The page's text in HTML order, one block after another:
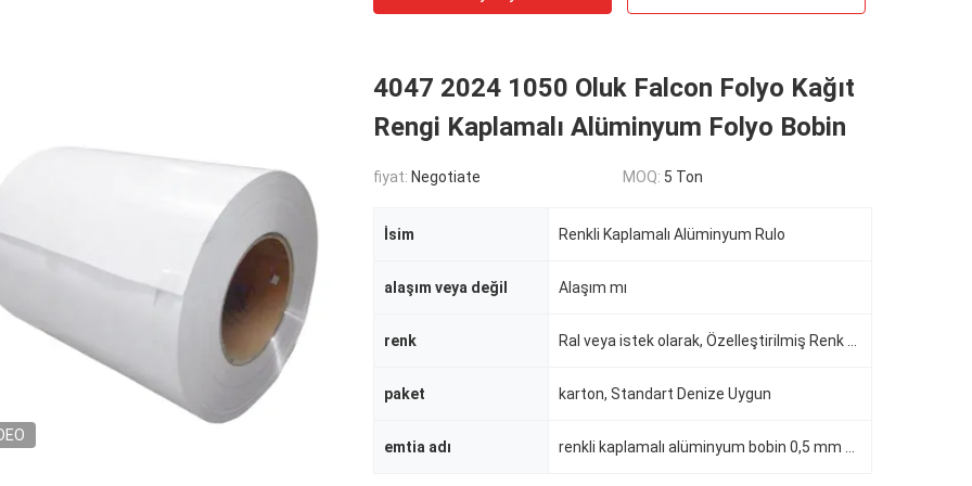
4047 2024 1050 Oluk Falcon Folyo Kağıt
Rengi Kaplamalı Alüminyum Folyo Bobin
fiyat: Negotiate MOQ: 5 Ton
İsim Renkli Kaplamalı Alüminyum Rulo
alaşım veya değil Alaşım mı
renk
paket karton, Standart Denize Uygun
emtia adı